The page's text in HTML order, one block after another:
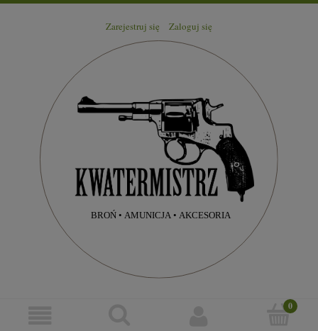
Zarejestruj się Zaloguj się